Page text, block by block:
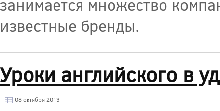
занимается множество
известные бренды.
Уроки английского в
08 октября 2013